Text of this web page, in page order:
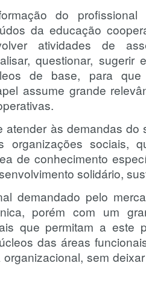
do profissional
da educação
atividades de
questionar, sugerir
de base, para
assume grande
atender às demandas
organizações sociais,
de conhecimento
solidário,
demandado pelo
porém com um
que permitam a este
das áreas
sem